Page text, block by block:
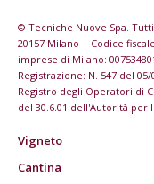
© Tecniche Nuove Spa.
20157 Milano | Codice
imprese di Milano:
Registrazione: N. 547 del
Registro degli Operatori di
del 30.6.01 dell'Autorità per
Vigneto
Cantina